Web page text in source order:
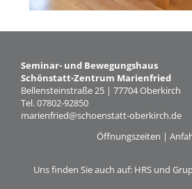
Lage
Anfrage
Feste
Gastronomie
Seminar- und Bewegungshaus
Schönstatt-Zentrum Marienfried
Bellensteinstraße 25 | 77704 Oberkirch
Tel. 07802-92850
marienfried@schoenstatt-oberkirch.de
Öffnungszeiten |
Uns finden Sie auch auf: HRS und